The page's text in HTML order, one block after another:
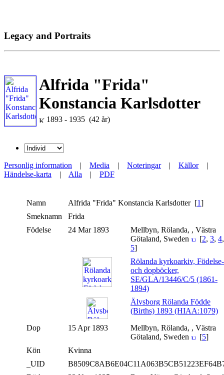
Legacy and Portraits
Alfrida "Frida"
Konstancia Karlsdotter
1893 - 1935 (42 år)
Personlig information | Media | Noteringar| Källor|
Händelse-karta | Alla | PDF
Namn Alfrida "Frida" Konstancia Karlsdotter[1]
Smeknamn
Frida
Födelse
24 Mar 1893
Mellbyn, Rölanda, , Västra
Götaland, Sweden
[2, 3, 4,
5]
Rölanda kyrkoarkiv, Födelse-
och dopböcker,
SE/GLA/13446/C/5 (1861-
1894)
Älvsborg Rölanda Födde
(Births) 1893 (HIAA:1079)
Dop
15 Apr 1893
Mellbyn, Rölanda, , Västra
Götaland, Sweden
[5]
Kön
Kvinna
_UID